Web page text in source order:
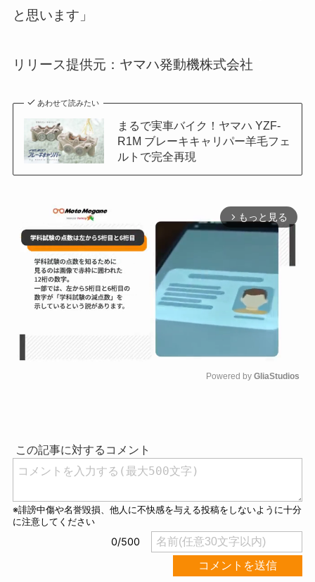
と思います」
リリース提供元：ヤマハ発動機株式会社
あわせて読みたい
まるで実車バイク！ヤマハ YZF-
R1M ブレーキキャリパー羊毛フェ
ルトで完全再現
arrow_forward_ios もっと見る
Powered by GliaStudios